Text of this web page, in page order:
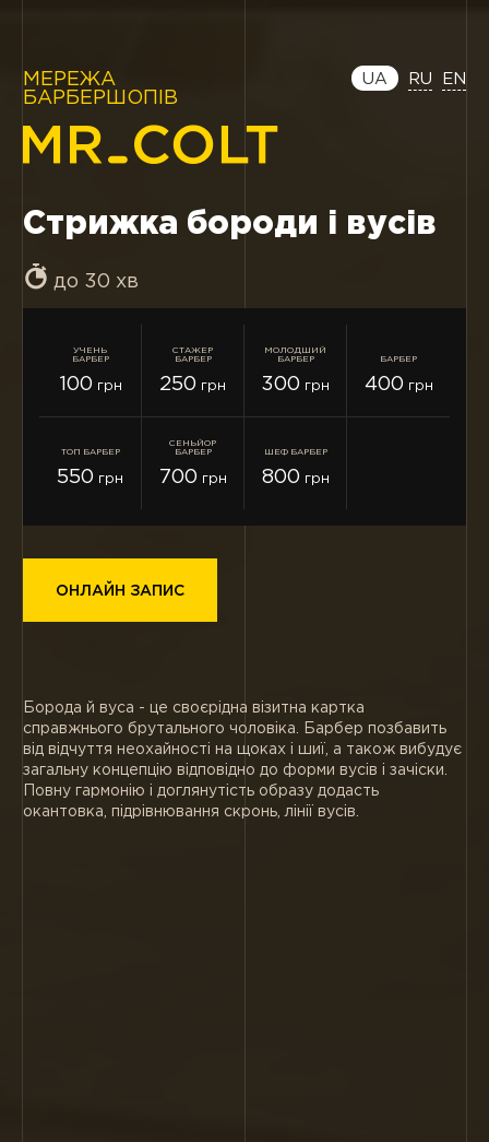
МЕРЕЖА
БАРБЕРШОПІВ
Стрижка бороди і вусів
до 30 хв
UA RU EN
УЧЕНЬ
БАРБЕР
100 грн
СТАЖЕР
БАРБЕР
250 грн
МОЛОДШИЙ
БАРБЕР
300 грн
БАРБЕР
400 грн
ТОП БАРБЕР
550 грн
СЕНЬЙОР
БАРБЕР
700 грн
ШЕФ БАРБЕР
800 грн
ОНЛАЙН ЗАПИС
Борода й вуса - це своєрідна візитна картка
справжнього брутального чоловіка. Барбер позбавить
від відчуття неохайності на щоках і шиї, а також вибудує
загальну концепцію відповідно до форми вусів і зачіски.
Повну гармонію і доглянутість образу додасть
окантовка, підрівнювання скронь, лінії вусів.